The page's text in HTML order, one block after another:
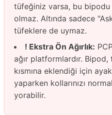
tüfeğiniz varsa, bu
olmaz. Altında sadece
tüfeklere de uymaz.
! Ekstra Ön Ağırlık:
ağır platformlardır.
kısmına eklendiği için
yaparken kollarınızı
yorabilir.